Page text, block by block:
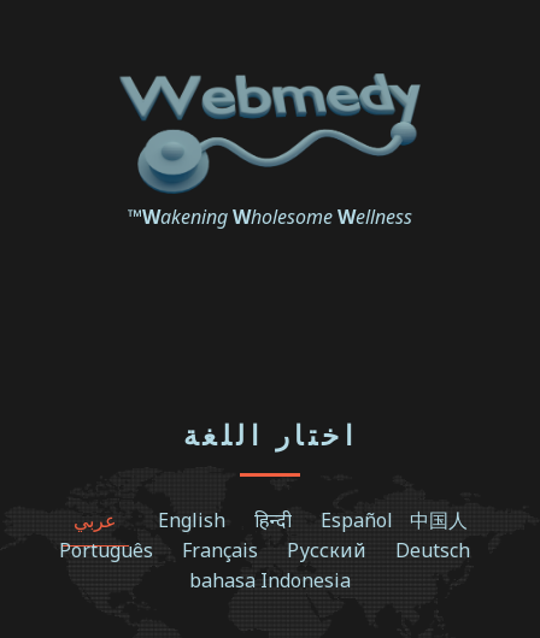
WakeningWholesomeWellness
™
اختار اللغة
English हिन्दी Español 中国人
عربي
Português
Français Русский
Deutsch
bahasa Indonesia